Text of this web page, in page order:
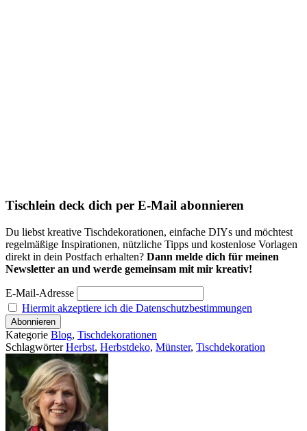
Tischlein deck dich per E-Mail abonnieren
Du liebst kreative Tischdekorationen, einfache DIYs und möchtest
regelmäßige Inspirationen, nützliche Tipps und kostenlose Vorlagen
direkt in dein Postfach erhalten? Dann melde dich für meinen
Newsletter an und werde gemeinsam mit mir kreativ!
E-Mail-Adresse
Hiermit akzeptiere ich die Datenschutzbestimmungen
Kategorie Blog, Tischdekorationen
SchlagwörterHerbst, Herbstdeko, Münster, Tischdekoration